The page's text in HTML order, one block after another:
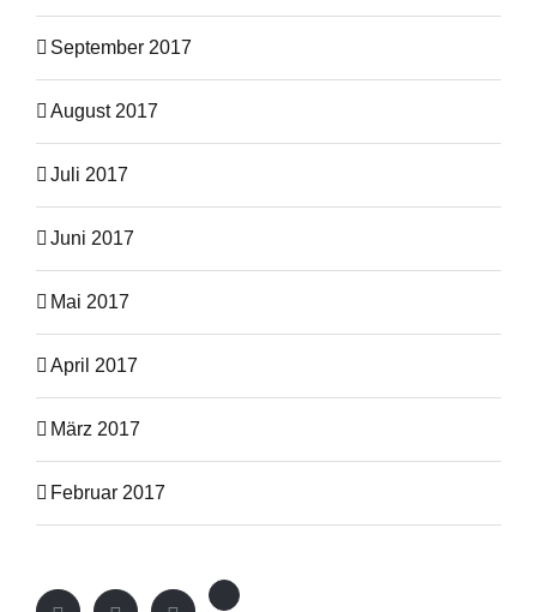
September 2017
August 2017
Juli 2017
Juni 2017
Mai 2017
April 2017
März 2017
Februar 2017